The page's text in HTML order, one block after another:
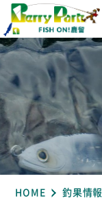
HOME 釣果情報